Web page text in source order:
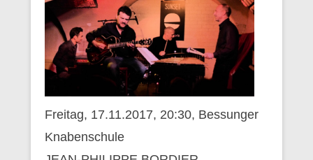
Freitag, 17.11.2017, 20:30, Bessunger
Knabenschule